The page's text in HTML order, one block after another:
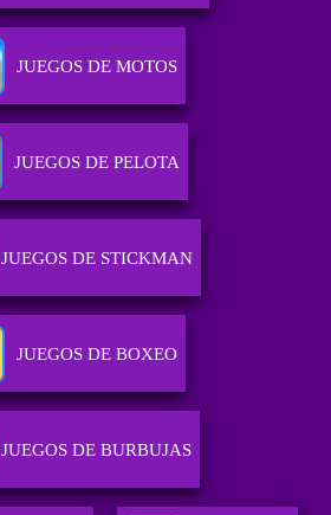
JUEGOS DE MOTOS
JUEGOS DE PELOTA
JUEGOS DE STICKMAN
JUEGOS DE BOXEO
JUEGOS DE BURBUJAS